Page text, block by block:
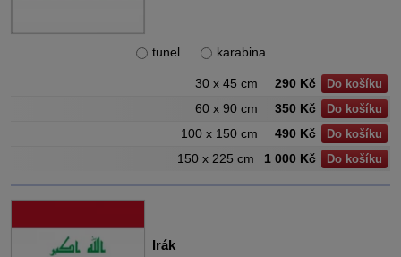
tunel karabina
30 x 45 cm 290 Kč Do košíku
60 x 90 cm 350 Kč Do košíku
100 x 150 cm 490 Kč Do košíku
150 x 225 cm 1 000 Kč Do košíku
Irák